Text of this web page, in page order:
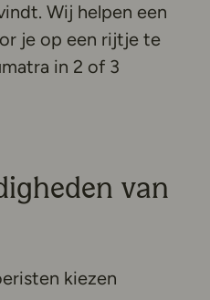
Wij helpen een
je op een rijtje te
in 2 of 3
van
kiezen